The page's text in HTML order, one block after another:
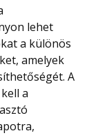
lehet
a különös
amelyek
A
a